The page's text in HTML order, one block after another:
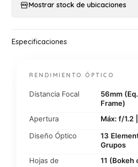
Mostrar stock de ubicaciones
RENDIMIENTO ÓPTICO
Distancia Focal
56mm
Frame)
Apertura
Máx: f/1.2
Diseño Óptico
13
Grupos
Hojas de
11 (Bokeh